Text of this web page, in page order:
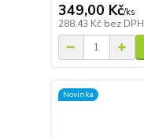
349,00 Kč/ks
288,43 Kč bez DPH
Novinka